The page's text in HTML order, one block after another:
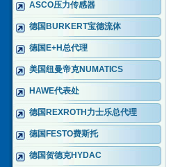
ASCO压力传感器
德国BURKERT宝德流体
德国E+H总代理
美国纽曼帝克NUMATICS
HAWE代表处
德国REXROTH力士乐总代理
德国FESTO费斯托
德国贺德克HYDAC